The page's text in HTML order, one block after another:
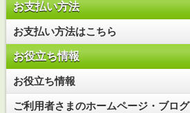
お支払い方法
お支払い方法はこちら
お役立ち情報
お役立ち情報
ご利用者さまのホームページ・ブログ